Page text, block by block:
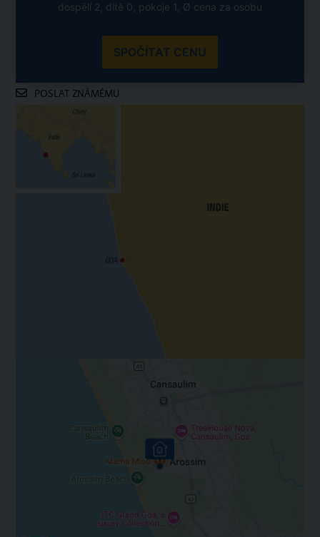
dospělí 2, dítě 0, pokoje 1, Ø cena za osobu
SPOČÍTAT CENU
POSLAT ZNÁMÉMU